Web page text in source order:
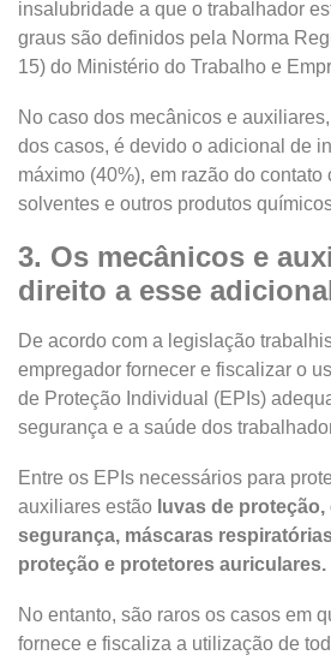
insalubridade a que o trabalhador
graus são definidos pela Norma
15) do Ministério do Trabalho e
No caso dos mecânicos e
dos casos, é devido o adicional de
máximo (40%), em razão do contato
solventes e outros produtos
3. Os mecânicos e
direito a esse
De acordo com a legislação
empregador fornecer e fiscalizar o
de Proteção Individual (EPIs)
segurança e a saúde dos
Entre os EPIs necessários para
auxiliares estão luvas de
segurança, máscaras
proteção e protetores auriculares.
No entanto, são raros os casos em
fornece e fiscaliza a utilização de